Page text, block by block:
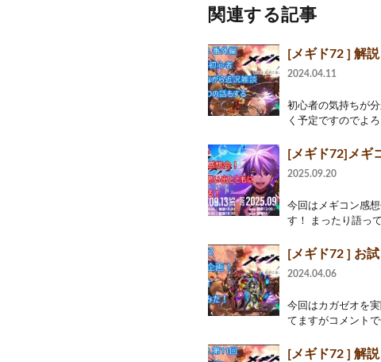
関連する記事
[メギド72 ] 解
2024.04.11
初心者の気持ちが
く予定ですのでよ
[メギド72]メギ
2025.09.20
今回はメギコン感
す！ まったり語っ
[メギド72 ] お
2024.04.06
今回はカガゼオを
てますがコメント
[メギド72 ] 解